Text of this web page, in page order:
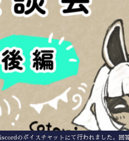
のボイスチャットにて行われまし